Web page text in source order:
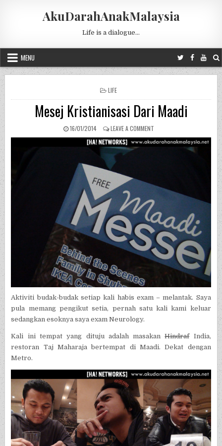
AkuDarahAnakMalaysia
Life is a dialogue…
MENU
POSTED IN
LIFE
Mesej Kristianisasi Dari Maadi
PUBLISHED DATE:
16/01/2014 LEAVE A COMMENTON MESEJ KRISTIANISASI
Aktiviti budak-budak setiap kali habis exam – melantak. Saya
pula memang pengikut setia, pernah satu kali kami keluar
sedangkan esoknya saya exam Neurology.
Kali ini tempat yang dituju adalah masakanHindrafIndia,
restoran Taj Maharaja bertempat di Maadi. Dekat dengan
Metro.